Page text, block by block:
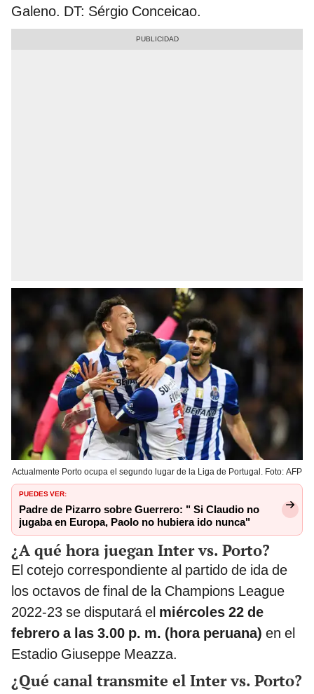
Galeno. DT: Sérgio Conceicao.
Actualmente Porto ocupa el segundo lugar de la Liga de Portugal. Foto: AFP
PUEDES VER:
Padre de Pizarro sobre Guerrero: " Si Claudio no
jugaba en Europa, Paolo no hubiera ido nunca"
¿A qué hora juegan Inter vs. Porto?
El cotejo correspondiente al partido de ida de
los octavos de final de la Champions League
2022-23 se disputará el miércoles 22 de
febrero a las 3.00 p. m. (hora peruana) en el
Estadio Giuseppe Meazza.
¿Qué canal transmite el Inter vs. Porto?